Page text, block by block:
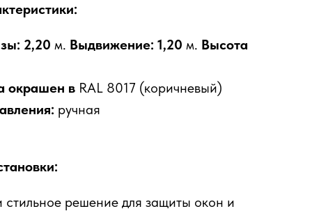
2,20 м. Выдвижение: 1,20 м. Высота
окрашен в RAL 8017 (коричневый)
ручная
стильное решение для защиты окон и